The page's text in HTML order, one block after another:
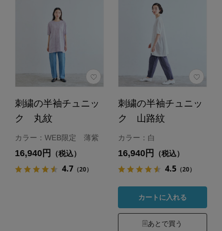
刺繍の半袖チュニッ
ク 丸紋
カラー：WEB限定 薄紫
16,940円 （税込）
4.7（20）
刺繍の半袖チュニッ
ク 山路紋
カラー：白
16,940円 （税込）
4.5（20）
カートに入れる
あとで買う